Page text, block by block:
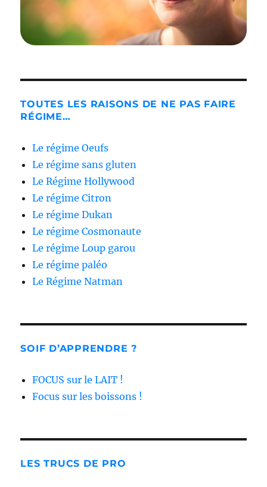
TOUTES LES RAISONS DE NE PAS FAIRE
RÉGIME…
Le régime Oeufs
Le régime sans gluten
Le Régime Hollywood
Le régime Citron
Le régime Dukan
Le régime Cosmonaute
Le régime Loup garou
Le régime paléo
Le Régime Natman
SOIF D’APPRENDRE ?
FOCUS sur le LAIT !
Focus sur les boissons !
LES TRUCS DE PRO